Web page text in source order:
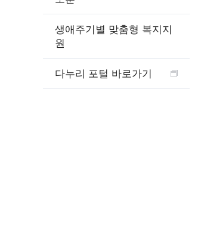
생애주기별 맞춤형 복지지
원
다누리 포털 바로가기